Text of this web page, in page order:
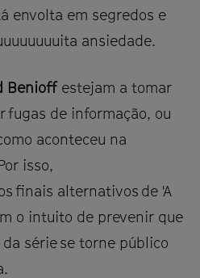
envolta em segredos e
ansiedade.
Benioffestejam a tomar
fugas de informação, ou
aconteceu na
isso,
finais alternativos de 'A
o intuito de prevenir que
série se torne público